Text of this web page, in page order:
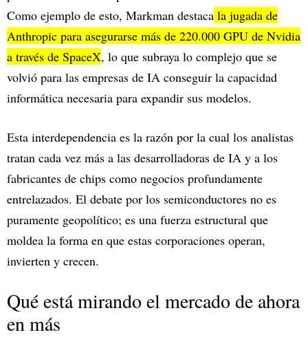
Como ejemplo de esto, Markman destaca la jugada de
Anthropic para asegurarse más de 220.000 GPU de Nvidia
a través de SpaceX, lo que subraya lo complejo que se
volvió para las empresas de IA conseguir la capacidad
informática necesaria para expandir sus modelos.
Esta interdependencia es la razón por la cual los analistas
tratan cada vez más a las desarrolladoras de IA y a los
fabricantes de chips como negocios profundamente
entrelazados. El debate por los semiconductores no es
puramente geopolítico; es una fuerza estructural que
moldea la forma en que estas corporaciones operan,
invierten y crecen.
Qué está mirando el mercado de ahora
en más